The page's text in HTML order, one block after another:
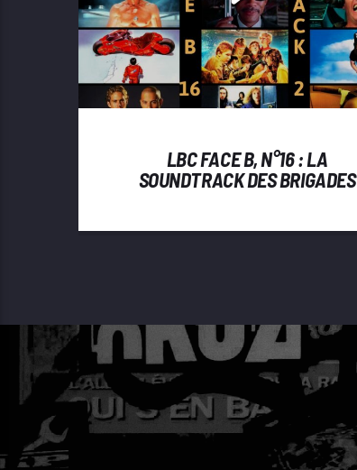
LBC FACE B, N°16 : LA
SOUNDTRACK DES BRIGADES